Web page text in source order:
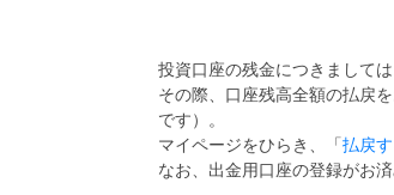
投資口座の残金につきまして
その際、口座残高全額の払戻
です）。
マイページをひらき、「払戻
なお、出金用口座の登録がお